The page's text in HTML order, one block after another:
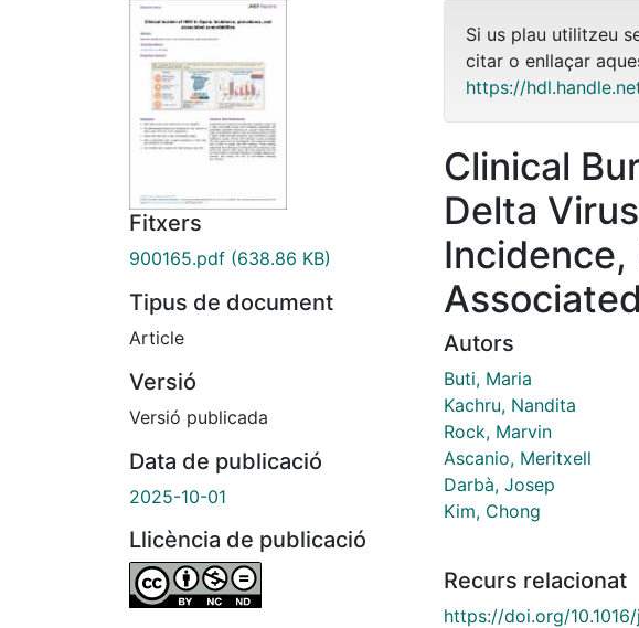
Fitxers
900165.pdf (638.86 KB)
Tipus de document
Article
Versió
Versió publicada
Data de publicació
2025-10-01
Llicència de publicació
Si us plau utilitzeu
citar o enllaçar
https://
Clinical
Delta
Incidence,
Autors
Buti, Maria
Kachru, Nandita
Rock, Marvin
Ascanio, Meritxell
Darbà, Josep
Kim, Chong
Recurs relacionat
https://doi.org/10.1016/